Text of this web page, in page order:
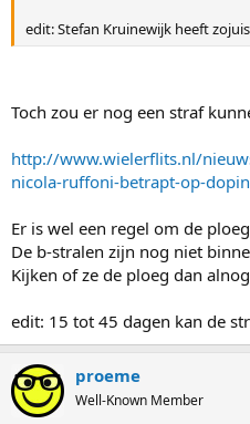
edit: Stefan Kruinewijk heeft
Toch zou er nog een straf
http://www.wielerflits.nl/
nicola-ruffoni-betrapt-op-
Er is wel een regel om de
De b-stralen zijn nog niet
Kijken of ze de ploeg dan
edit: 15 tot 45 dagen kan de
proeme
Well-Known Member